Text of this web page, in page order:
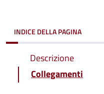
INDICE DELLA PAGINA
Descrizione
Collegamenti